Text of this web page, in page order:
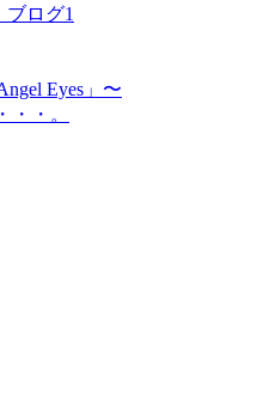
ログ1
Eyes」〜
・・。